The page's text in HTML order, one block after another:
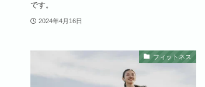
です。
2024年4月16日
フィットネス